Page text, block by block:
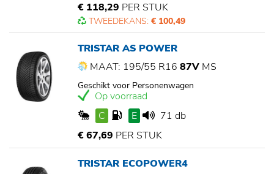
€ 118,29 PER STUK
TWEEDEKANS: € 100,49
TRISTAR AS POWER
MAAT: 195/55 R16 87V MS
Geschikt voor Personenwagen
Op voorraad
C
E
71 db
€ 67,69 PER STUK
TRISTAR ECOPOWER4